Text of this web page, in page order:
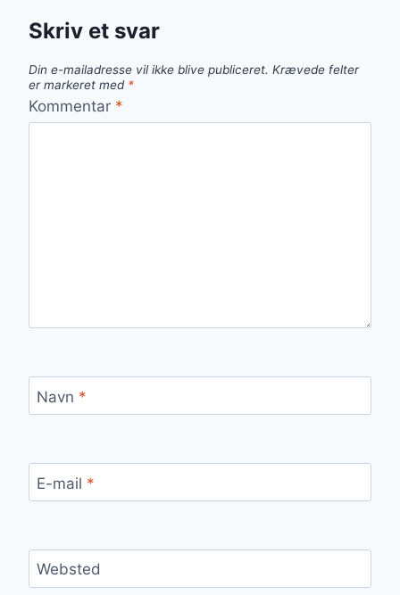
Skriv et svar
Din e-mailadresse vil ikke blive publiceret. Krævede felter
er markeret med *
Kommentar *
Navn *
E-mail *
Websted